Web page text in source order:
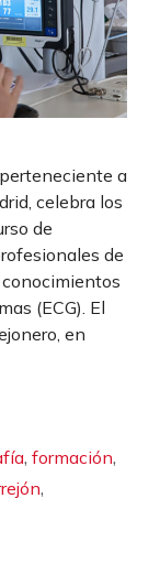
a
celebra los
de
de
(ECG). El
en
,formación,
,